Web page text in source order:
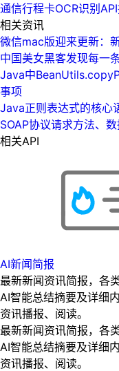
通信行程卡OCR识别
相关资讯
微信mac版迎来更新：
中国美女黑客发现每一
Java中
事项
Java正则表达式的核心
SOAP协议请求方法、
相关API
AI新闻简报
最新新闻资讯简报，各
AI智能总结摘要及详细
资讯播报、阅读。
最新新闻资讯简报，各
AI智能总结摘要及详细
资讯播报、阅读。